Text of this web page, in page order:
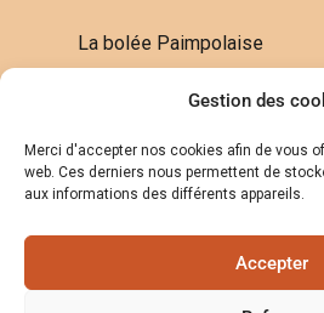
Gestion des
Merci d'accepter nos cookies afin de vous
web. Ces derniers nous permettent de
aux informations des différents appareils.
Accepter
La bolée Paimpolaise
Contactez-
Tel :06 59 16 54 05
contact@labellepaimpolaise.com